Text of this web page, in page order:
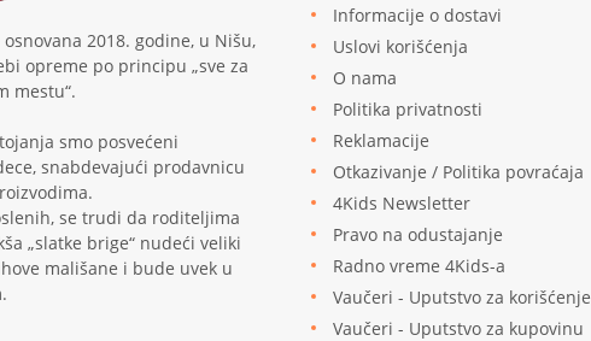
2018. godine, u Nišu,
opreme po principu „sve za
mestu“.
smo posvećeni
snabdevajući prodavnicu
se trudi da roditeljima
„slatke brige“ nudeći veliki
mališane i bude uvek u
Informacije o dostavi
Uslovi korišćenja
O nama
Politika privatnosti
Reklamacije
Otkazivanje / Politika povraćaja
4Kids Newsletter
Pravo na odustajanje
Radno vreme 4Kids-a
Vaučeri - Uputstvo za korišćenje
Vaučeri - Uputstvo za kupovinu